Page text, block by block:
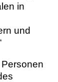
in
und